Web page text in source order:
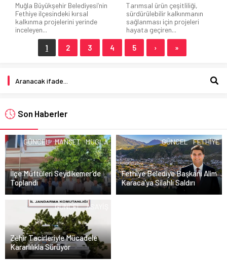
Muğla Büyükşehir Belediyesi’nin
Fethiye ilçesindeki kırsal
kalkınma projelerini yerinde
inceleyen...
Tarımsal ürün çeşitliliği,
sürdürülebilir kalkınmanın
sağlanması için projeleri
hayata geçiren...
1 2 3 4 5 › »
Son Haberler
GÜNCEL MANŞET MUGLA
İlçe Müftüleri Seydikemer’de
Toplandı
GÜNCEL FETHIYE
Fethiye Belediye Başkanı Alim
Karaca’ya Silahlı Saldırı
GÜNCEL ASAYIŞ
Zehir Tacirleriyle Mücadele
Kararlılıkla Sürüyor